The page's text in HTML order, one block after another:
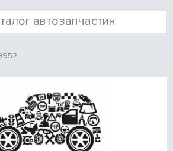
автозапчастин